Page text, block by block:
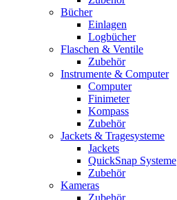
Bücher
Einlagen
Logbücher
Flaschen & Ventile
Zubehör
Instrumente & Computer
Computer
Finimeter
Kompass
Zubehör
Jackets & Tragesysteme
Jackets
QuickSnap Systeme
Zubehör
Kameras
Zubehör